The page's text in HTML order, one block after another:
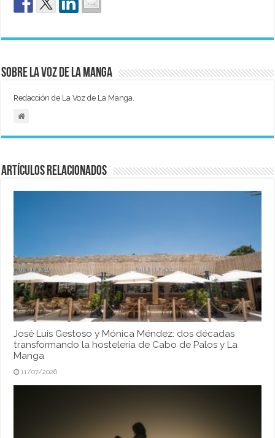
Sobre La Voz de La Manga
Redacción de La Voz de La Manga.
Artículos relacionados
José Luis Gestoso y Mónica Méndez: dos décadas
transformando la hostelería de Cabo de Palos y La
Manga
11/07/2026